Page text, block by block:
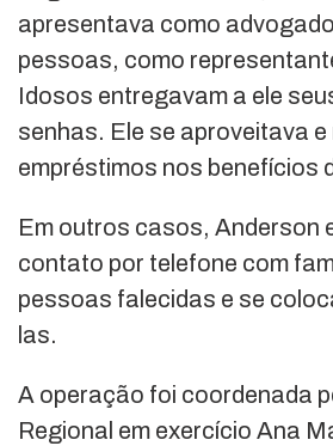
apresentava como
pessoas, como
Idosos entregavam a ele
senhas. Ele se aproveitava
empréstimos nos benefícios
Em outros casos, Anderson
contato por telefone com
pessoas falecidas e se
las.
A operação foi coordenada
Regional em exercício Ana